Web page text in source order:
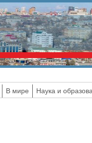
В мире Наука и